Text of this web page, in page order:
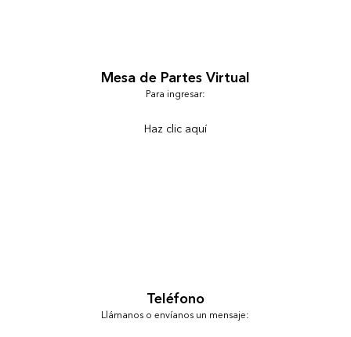
Mesa de Partes Virtual
Para ingresar:
Haz clic aquí
Teléfono
Llámanos o envíanos un mensaje: